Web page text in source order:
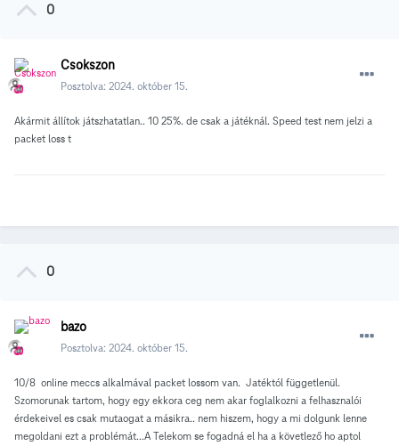
0
Csokszon
Posztolva: 2024. október 15.
Akármit állítok játszhatatlan.. 10 25%. de csak a játéknál. Speed test nem jelzi a
packet loss t
0
bazo
Posztolva: 2024. október 15.
10/8 online meccs alkalmával packet lossom van. Jatéktól függetlenül.
Szomorunak tartom, hogy egy ekkora ceg nem akar foglalkozni a felhasznalói
érdekeivel es csak mutaogat a másikra.. nem hiszem, hogy a mi dolgunk lenne
megoldani ezt a problémát...A Telekom se fogadná el ha a követlező ho aptol